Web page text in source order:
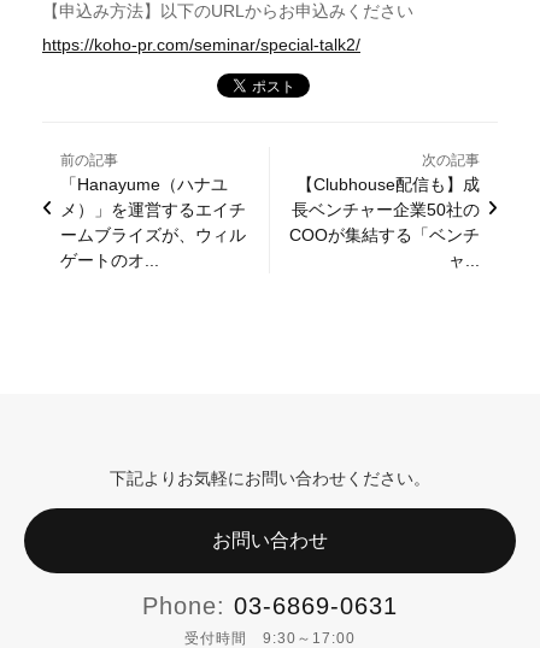
【申込み方法】以下のURLからお申込みください
https://koho-pr.com/seminar/special-talk2/
前の記事
「Hanayume（ハナユ
メ）」を運営するエイチ
ームブライズが、ウィル
ゲートのオ...
次の記事
【Clubhouse配信も】成
⻑ベンチャー企業50社の
COOが集結する「ベンチ
ャ...
下記よりお気軽にお問い合わせください。
お問い合わせ
Phone: 03-6869-0631
受付時間 9:30～17:00